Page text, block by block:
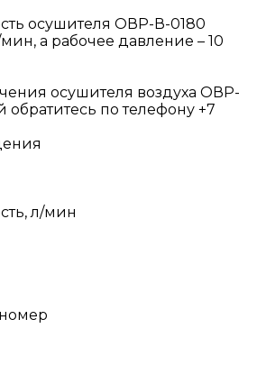
осушителя ОВР-В-0180
а рабочее давление – 10
осушителя воздуха ОВР-
по телефону +7
л/мин